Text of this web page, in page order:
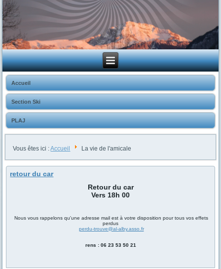
Accueil
Section Ski
PLAJ
Vous êtes ici :Accueil La vie de l'amicale
retour du car
Retour du car
Vers 18h 00
Nous vous rappelons qu'une adresse mail est à votre disposition pour tous vos effets
perdus
perdu-trouve@al-alby.asso.fr
rens : 06 23 53 50 21